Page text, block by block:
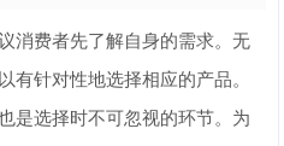
消费者先了解自身的需求。无
有针对性地选择相应的产品。
是选择时不可忽视的环节。为